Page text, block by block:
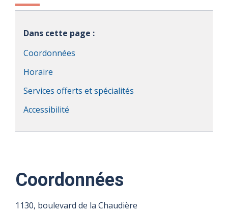
Dans cette page :
Coordonnées
Horaire
Services offerts et spécialités
Accessibilité
Coordonnées
1130, boulevard de la Chaudière